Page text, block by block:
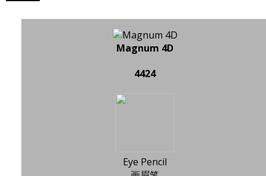
Magnum 4D
4424
Eye Pencil